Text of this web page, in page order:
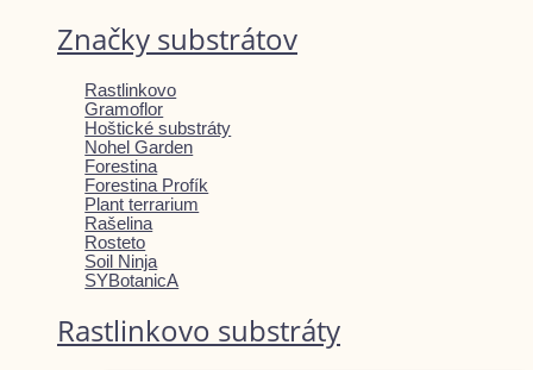
Značky substrátov
Rastlinkovo
Gramoflor
Hoštické substráty
Nohel Garden
Forestina
Forestina Profík
Plant terrarium
Rašelina
Rosteto
Soil Ninja
SYBotanicA
Rastlinkovo substráty